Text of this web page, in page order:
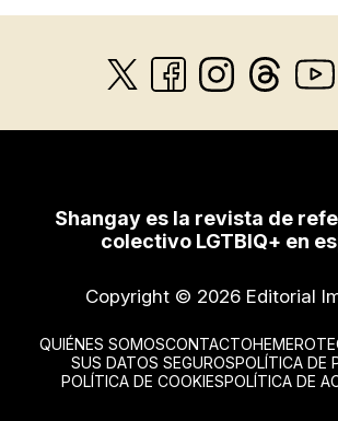
Shangay es la revista de
colectivo LGTBIQ+ en
Copyright © 2026 Editorial
QUIÉNES SOMOSCONTACTO
SUS DATOS SEGUROSPOLÍTICA DE
POLÍTICA DE COOKIESPOLÍTICA DE